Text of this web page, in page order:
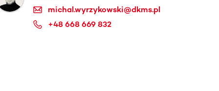
michal.wyrzykowski@dkms.pl
+48 668 669 832